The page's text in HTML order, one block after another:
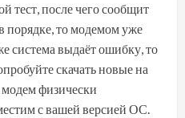
тест, после чего сообщит
порядке, то модемом уже
система выдаёт ошибку, то
скачать новые на
модем физически
с вашей версией ОС.